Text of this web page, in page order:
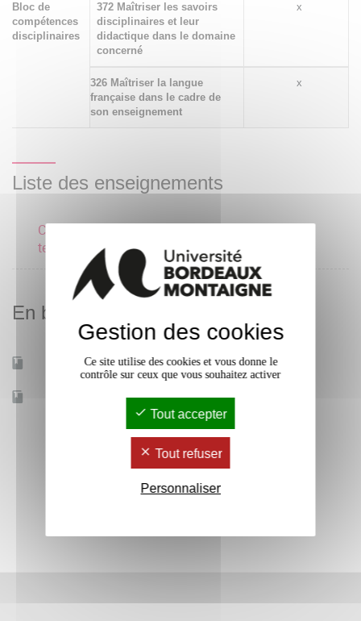
Bloc de
compétences
disciplinaires
372 Maîtriser les savoirs
disciplinaires et leur
didactique dans le domaine
concerné
x
326 Maîtriser la langue
française dans le cadre de
son enseignement
x
Liste des enseignements
Culture musicale et
techniques spécifiques
En bref
Mobilité d'études Oui
Accessible à distance Non
Gestion des cookies
Ce site utilise des cookies et vous donne le
contrôle sur ceux que vous souhaitez activer
Tout accepter
Tout refuser
Personnaliser